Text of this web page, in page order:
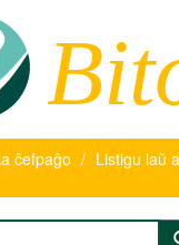
ĉefpaĝo Listigu laŭ